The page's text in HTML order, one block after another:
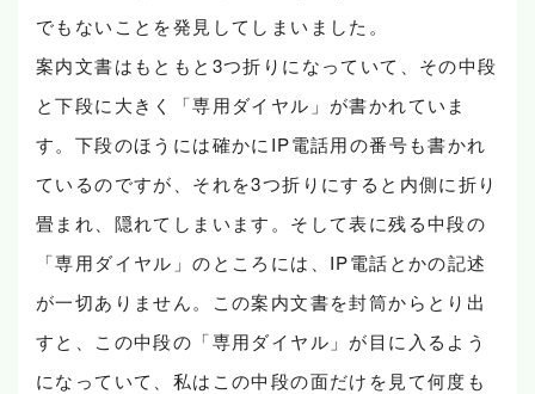
でもないことを発見してしまいました。
案内文書はもともと3つ折りになっていて、その中段
と下段に大きく「専用ダイヤル」が書かれていま
す。下段のほうには確かにIP電話用の番号も書かれ
ているのですが、それを3つ折りにすると内側に折り
畳まれ、隠れてしまいます。そして表に残る中段の
「専用ダイヤル」のところには、IP電話とかの記述
が一切ありません。この案内文書を封筒からとり出
すと、この中段の「専用ダイヤル」が目に入るよう
になっていて、私はこの中段の面だけを見て何度も